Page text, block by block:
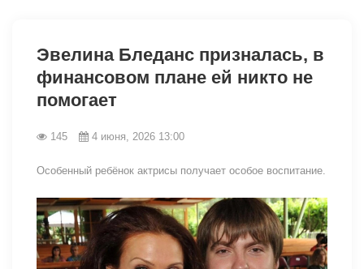
Эвелина Бледанс призналась, в
финансовом плане ей никто не
помогает
145 4 июня, 2026 13:00
Особенный ребёнок актрисы получает особое воспитание.